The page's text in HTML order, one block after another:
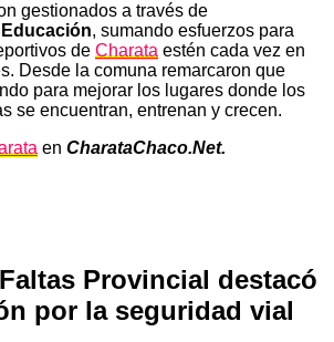
gestionados a través de
, sumando esfuerzos para
de Charata estén cada vez en
Desde la comuna remarcaron que
para mejorar los lugares donde los
se encuentran, entrenan y crecen.
en CharataChaco.Net.
Provincial destacó
por la seguridad vial